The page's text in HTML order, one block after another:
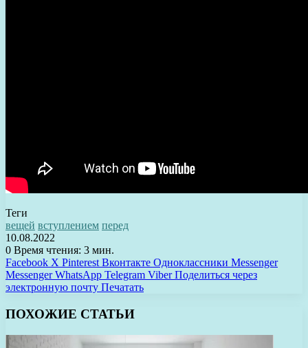
Теги
вещей вступлением перед
10.08.2022
0 Время чтения: 3 мин.
Facebook X Pinterest Вконтакте Одноклассники Messenger
Messenger WhatsApp Telegram Viber Поделиться через
электронную почту Печатать
ПОХОЖИЕ СТАТЬИ